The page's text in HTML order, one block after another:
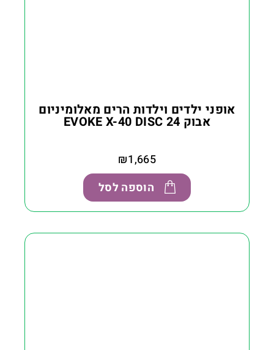
אופני ילדים וילדות הרים מאלומיניום
אבוק EVOKE X-40 DISC 24
₪1,665
הוספה לסל